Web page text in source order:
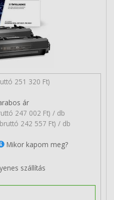
251 320 Ft)
ár
247 002 Ft) / db
242 557 Ft) / db
Mikor kapom meg?
szállítás